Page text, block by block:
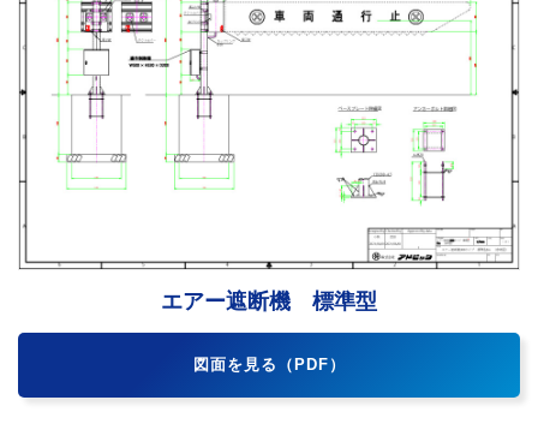
エアー遮断機 標準型
図面を見る（PDF）